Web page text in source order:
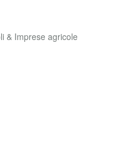
& Imprese agricole